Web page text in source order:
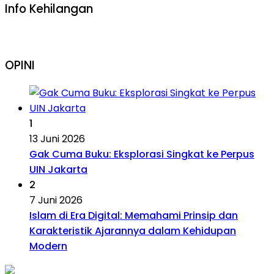
Info Kehilangan
OPINI
1
13 Juni 2026
Gak Cuma Buku: Eksplorasi Singkat ke Perpus
UIN Jakarta
2
7 Juni 2026
Islam di Era Digital: Memahami Prinsip dan
Karakteristik Ajarannya dalam Kehidupan
Modern